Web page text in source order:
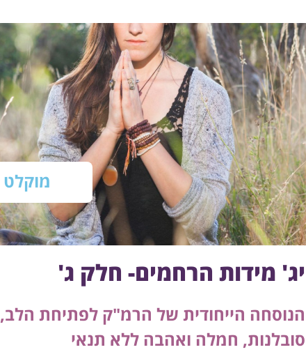
מוקלט
יג' מידות הרחמים- חלק ג'
הנוסחה הייחודית של הרמ"ק לפתיחת הלב,
סובלנות, חמלה ואהבה ללא תנאי